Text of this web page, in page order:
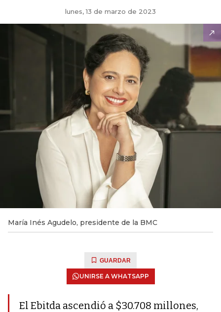
lunes, 13 de marzo de 2023
María Inés Agudelo, presidente de la BMC
GUARDAR
UNIRSE A WHATSAPP
El Ebitda ascendió a $30.708 millones,